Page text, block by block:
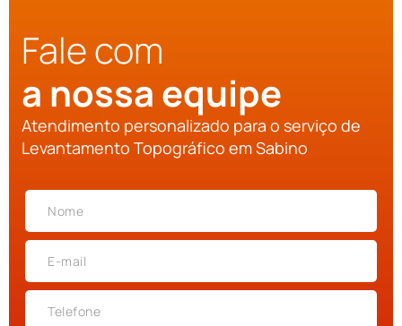
Fale com
a nossa equipe
Atendimento personalizado para o serviço de
Levantamento Topográfico em Sabino